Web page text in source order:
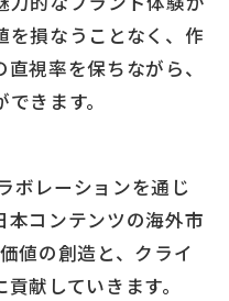
損なうことなく、作
視率を保ちながら、
きます。
ボレーションを通じ
本コンテンツの海外市
値の創造と、クライ
献していきます。